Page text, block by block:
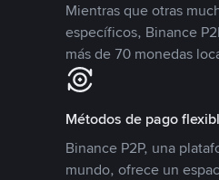
Mientras que otras
específicos, Binance
más de 70 monedas
Métodos de pago
Binance P2P, una
mundo, ofrece un